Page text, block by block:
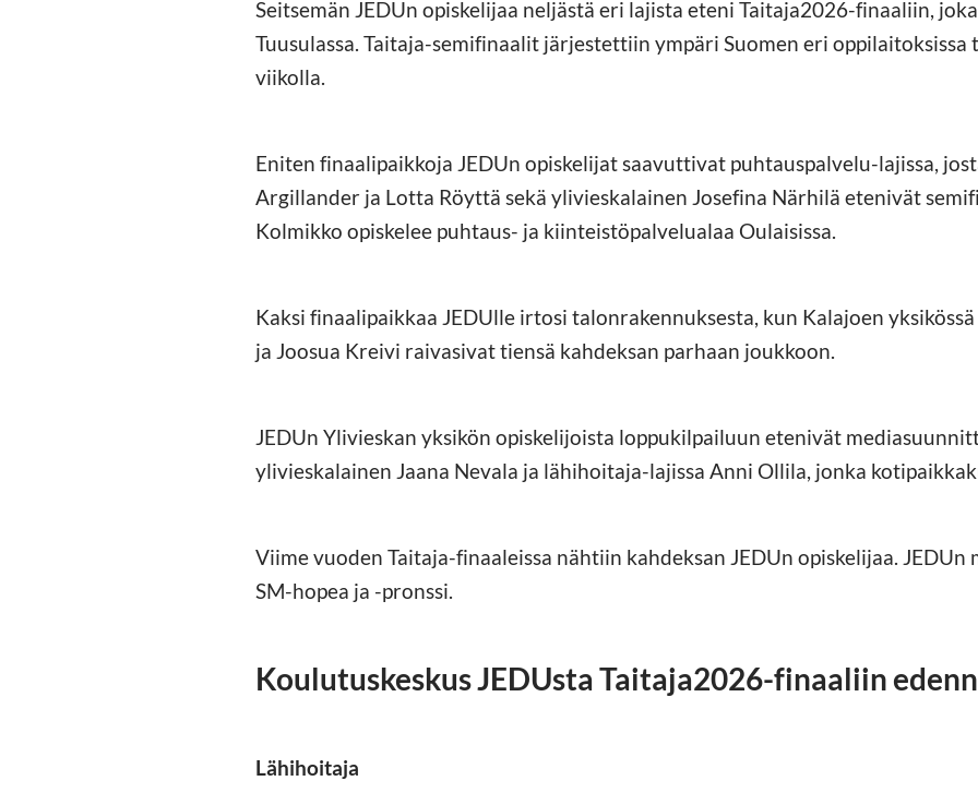
Seitsemän JEDUn opiskelijaa neljästä eri lajista eteni Taitaja2026-finaaliin,
Tuusulassa. Taitaja-semifinaalit järjestettiin ympäri Suomen eri
viikolla.
Eniten finaalipaikkoja JEDUn opiskelijat saavuttivat puhtauspalvelu-lajissa,
Argillander ja Lotta Röyttä sekä ylivieskalainen Josefina Närhilä etenivät
Kolmikko opiskelee puhtaus- ja kiinteistöpalvelualaa Oulaisissa.
Kaksi finaalipaikkaa JEDUlle irtosi talonrakennuksesta, kun Kalajoen
ja Joosua Kreivi raivasivat tiensä kahdeksan parhaan joukkoon.
JEDUn Ylivieskan yksikön opiskelijoista loppukilpailuun etenivät
ylivieskalainen Jaana Nevala ja lähihoitaja-lajissa Anni Ollila, jonka
Viime vuoden Taitaja-finaaleissa nähtiin kahdeksan JEDUn opiskelijaa. JEDUn
SM-hopea ja -pronssi.
Koulutuskeskus JEDUsta Taitaja2026-finaaliin
Lähihoitaja